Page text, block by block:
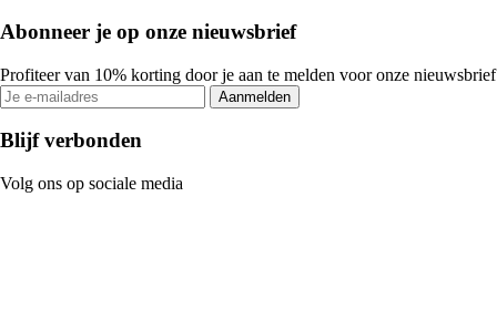
Abonneer je op onze nieuwsbrief
Profiteer van 10% korting door je aan te melden voor onze nieuwsbrief
Aanmelden
Blijf verbonden
Volg ons op sociale media